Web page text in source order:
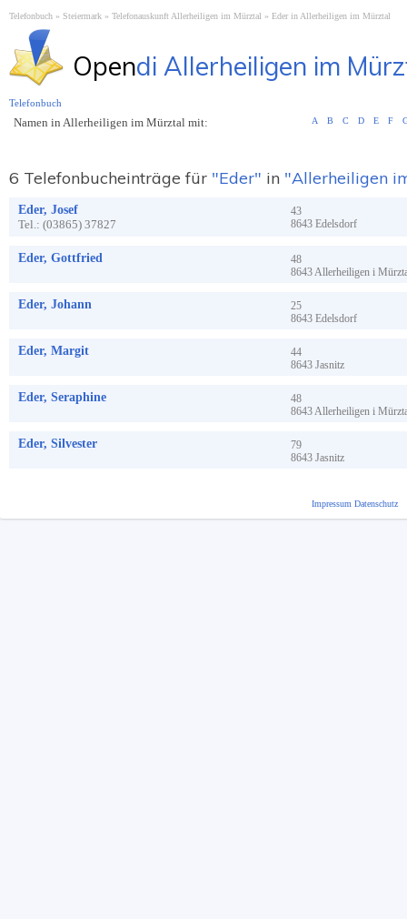
Telefonbuch Steiermark Telefonauskunft Allerheiligen im Mürztal Eder in Allerheiligen im Mürztal
Opendi Allerheiligen im
Namen in Allerheiligen im Mürztal mit: A B C D E F
6 Telefonbucheinträge für "Eder" in "Allerheiligen
Eder, Josef
Tel.: (03865) 37827
43
8643 Edelsdorf
Eder, Gottfried
48
8643Allerheiligen i
Eder, Johann
25
8643 Edelsdorf
Eder, Margit
44
8643 Jasnitz
Eder, Seraphine
48
8643Allerheiligen i
Eder, Silvester
79
8643 Jasnitz
Telefonbuch
Impressum Datenschutz